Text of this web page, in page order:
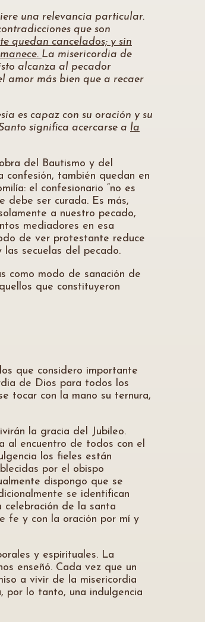
una relevancia particular.
que son
quedan cancelados; y sin
La misericordia de
alcanza al pecador
amor más bien que a recaer
es capaz con su oración y su
significa acercarse a la
del Bautismo y del
confesión, también quedan en
el confesionario “no es
debe ser curada. Es más,
a nuestro pecado,
mediadores en esa
de ver protestante reduce
secuelas del pecado.
como modo de sanación de
que constituyeron
que considero importante
de Dios para todos los
tocar con la mano su ternura,
la gracia del Jubileo.
al encuentro de todos con el
los fieles están
por el obispo
dispongo que se
se identifican
celebración de la santa
fe y con la oración por mí y
y espirituales. La
enseñó. Cada vez que un
a vivir de la misericordia
por lo tanto, una indulgencia